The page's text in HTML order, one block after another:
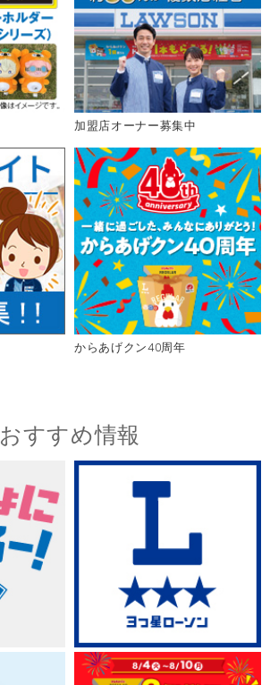
加盟店オーナー募集中
からあげクン40周年
おすすめ情報